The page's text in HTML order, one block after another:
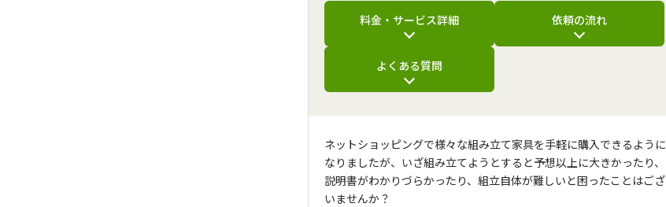
料金・サービス詳細 依頼の流れ
よくある質問
ネットショッピングで様々な組み立て家具を手軽に購入できるように
なりましたが、いざ組み立てようとすると予想以上に大きかったり、
説明書がわかりづらかったり、組立自体が難しいと困ったことはござ
いませんか？